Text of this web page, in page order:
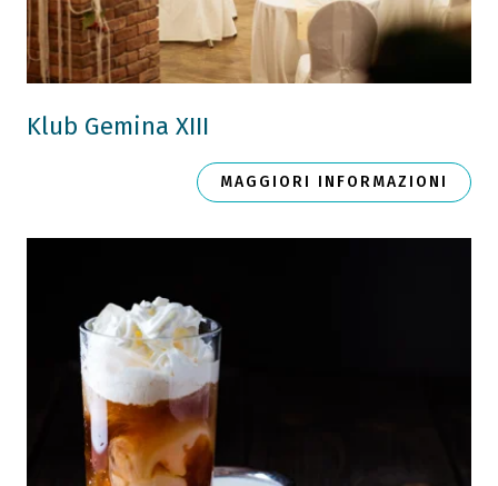
Klub Gemina XIII
MAGGIORI INFORMAZIONI